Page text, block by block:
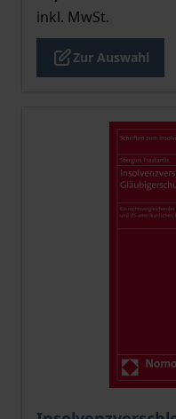
inkl. MwSt.
Zur Auswahl
Der Preis dieses